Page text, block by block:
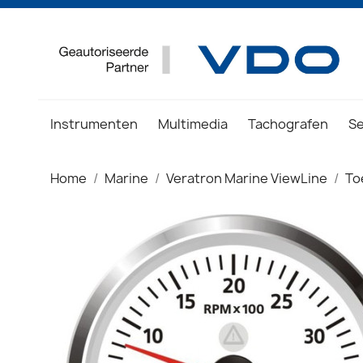
Instrumenten Multimedia Tachografen
Home Marine Veratron Marine ViewLine